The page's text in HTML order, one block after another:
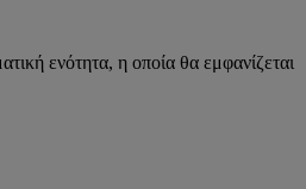
ενότητα, η οποία θα εμφανίζεται